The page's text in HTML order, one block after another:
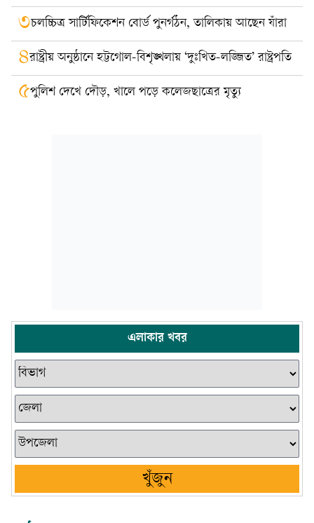
৩চলচ্চিত্র সার্টিফিকেশন বোর্ড পুনর্গঠন, তালিকায় আছেন যাঁরা
৪রাষ্ট্রীয় অনুষ্ঠানে হট্টগোল-বিশৃঙ্খলায় ‘দুঃখিত-লজ্জিত’ রাষ্ট্রপতি
৫পুলিশ দেখে দৌড়, খালে পড়ে কলেজছাত্রের মৃত্যু
এলাকার খবর
খুঁজুন